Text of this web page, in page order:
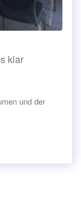
klar
und der